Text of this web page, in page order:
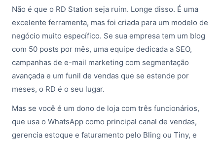
Não é que o RD Station seja ruim. Longe disso. É uma
excelente ferramenta, mas foi criada para um modelo de
negócio muito específico. Se sua empresa tem um blog
com 50 posts por mês, uma equipe dedicada a SEO,
campanhas de e-mail marketing com segmentação
avançada e um funil de vendas que se estende por
meses, o RD é o seu lugar.
Mas se você é um dono de loja com três funcionários,
que usa o WhatsApp como principal canal de vendas,
gerencia estoque e faturamento pelo Bling ou Tiny, e